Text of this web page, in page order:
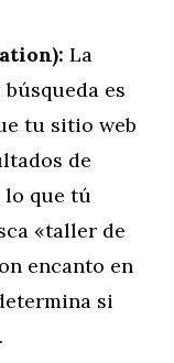
La
es
tu sitio web
de
lo que tú
«taller de
encanto en
si